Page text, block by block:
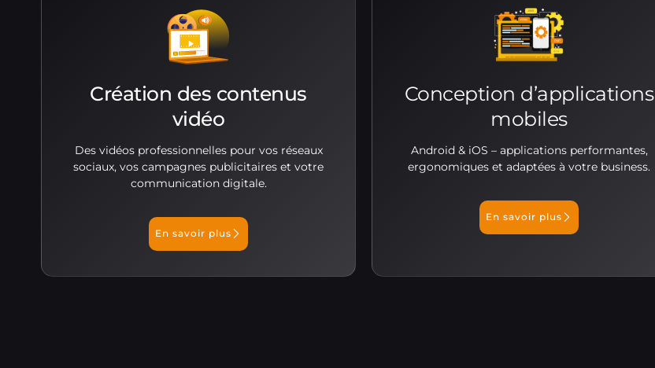
Création des contenus
vidéo
Des vidéos professionnelles pour vos réseaux
sociaux, vos campagnes publicitaires et votre
communication digitale.
En savoir plus
Conception d’applications
mobiles
Android & iOS – applications performantes,
ergonomiques et adaptées à votre business.
En savoir plus